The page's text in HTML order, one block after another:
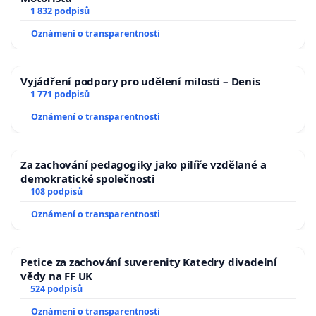
1 832 podpisů
Oznámení o transparentnosti
Vyjádření podpory pro udělení milosti – Denis
1 771 podpisů
Oznámení o transparentnosti
Za zachování pedagogiky jako pilíře vzdělané a
demokratické společnosti
108 podpisů
Oznámení o transparentnosti
Petice za zachování suverenity Katedry divadelní
vědy na FF UK
524 podpisů
Oznámení o transparentnosti